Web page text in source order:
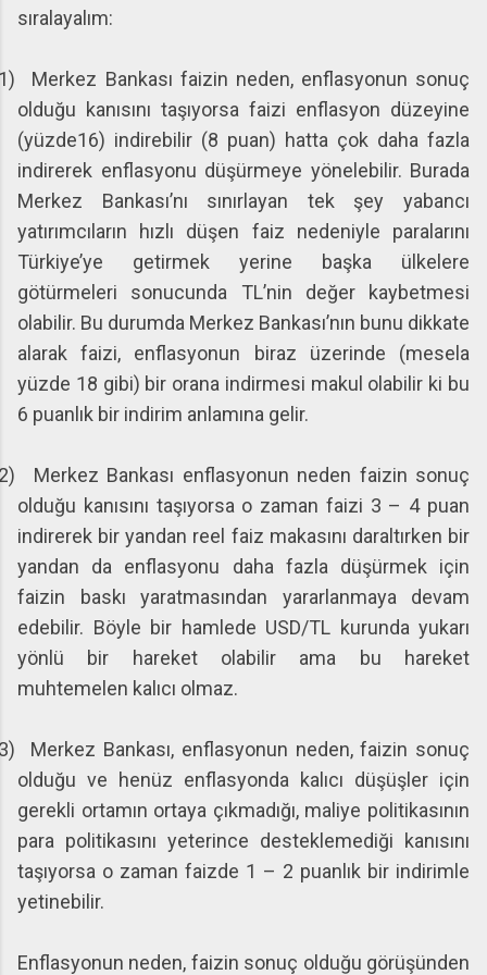
sıralayalım:
Merkez Bankası faizin neden, enflasyonun sonuç
olduğu kanısını taşıyorsa faizi enflasyon düzeyine
(yüzde16) indirebilir (8 puan) hatta çok daha fazla
indirerek enflasyonu düşürmeye yönelebilir. Burada
Merkez Bankası’nı sınırlayan tek şey yabancı
yatırımcıların hızlı düşen faiz nedeniyle paralarını
Türkiye’ye getirmek yerine başka ülkelere
götürmeleri sonucunda TL’nin değer kaybetmesi
olabilir. Bu durumda Merkez Bankası’nın bunu dikkate
alarak faizi, enflasyonun biraz üzerinde (mesela
yüzde 18 gibi) bir orana indirmesi makul olabilir ki bu
6 puanlık bir indirim anlamına gelir.
Merkez Bankası enflasyonun neden faizin sonuç
olduğu kanısını taşıyorsa o zaman faizi 3 – 4 puan
indirerek bir yandan reel faiz makasını daraltırken bir
yandan da enflasyonu daha fazla düşürmek için
faizin baskı yaratmasından yararlanmaya devam
edebilir. Böyle bir hamlede USD/TL kurunda yukarı
yönlü bir hareket olabilir ama bu hareket
muhtemelen kalıcı olmaz.
Merkez Bankası, enflasyonun neden, faizin sonuç
olduğu ve henüz enflasyonda kalıcı düşüşler için
gerekli ortamın ortaya çıkmadığı, maliye politikasının
para politikasını yeterince desteklemediği kanısını
taşıyorsa o zaman faizde 1 – 2 puanlık bir indirimle
yetinebilir.
Enflasyonun neden, faizin sonuç olduğu görüşünden